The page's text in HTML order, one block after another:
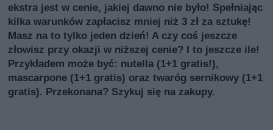
ekstra jest w cenie, jakiej dawno nie było! Spełniając
kilka warunków zapłacisz mniej niż 3 zł za sztukę!
Masz na to tylko jeden dzień! A czy coś jeszcze
złowisz przy okazji w niższej cenie? I to jeszcze ile!
Przykładem może być: nutella (1+1 gratis!),
mascarpone (1+1 gratis) oraz twaróg sernikowy (1+1
gratis). Przekonana? Szykuj się na zakupy.